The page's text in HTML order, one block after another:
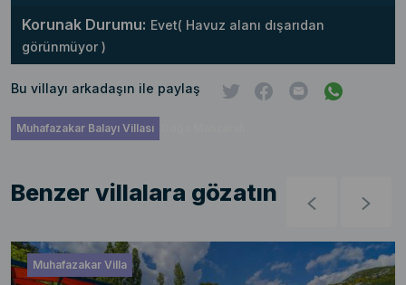
Korunak Durumu: Evet( Havuz alanı dışarıdan
görünmüyor )
Bu villayı arkadaşın ile paylaş
Muhafazakar Balayı Villası
Benzer villalara gözatın
Muhafazakar Villa